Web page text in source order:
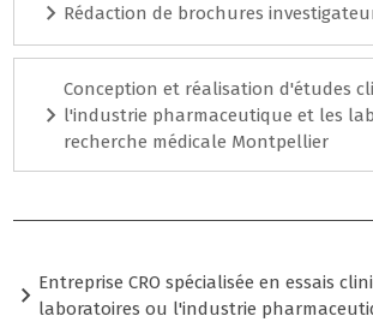
Rédaction de brochures
Conception et réalisation d'études
l'industrie pharmaceutique et les
recherche médicale Montpellier
Entreprise CRO spécialisée en essais
laboratoires ou l'industrie